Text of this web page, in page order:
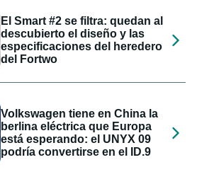
El Smart #2 se filtra: quedan al
descubierto el diseño y las
especificaciones del heredero
del Fortwo
Volkswagen tiene en China la
berlina eléctrica que Europa
está esperando: el UNYX 09
podría convertirse en el ID.9